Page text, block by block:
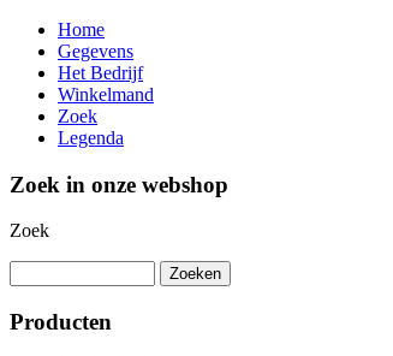
Home
Gegevens
Het Bedrijf
Winkelmand
Zoek
Legenda
Zoek in onze webshop
Zoek
Producten